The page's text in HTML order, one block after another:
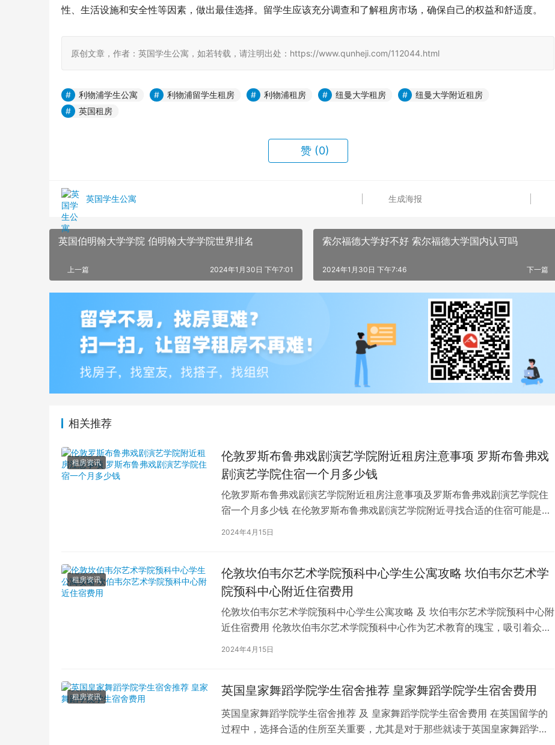
性、生活设施和安全性等因素，做出最佳选择。留学生应该充分调查和了解租房市场，确保自己的权益和舒适度。
原创文章，作者：英国学生公寓，如若转载，请注明出处：https://www.qunheji.com/112044.html
利物浦学生公寓 利物浦留学生租房 利物浦租房 纽曼大学租房
纽曼大学附近租房
英国租房
赞 (0)
英国学生公寓 生成海报
英国伯明翰大学学院 伯明翰大学学院世界排名
上一篇 2024年1月30日 下午7:01
索尔福德大学好不好 索尔福德大学国内认可吗
下一篇
2024年1月30日 下午7:46
相关推荐
租房资讯
伦敦罗斯布鲁弗戏剧演艺学院附近租房注意事项 罗斯布鲁弗戏
剧演艺学院住宿一个月多少钱
伦敦罗斯布鲁弗戏剧演艺学院附近租房注意事项及罗斯布鲁弗戏剧演艺学院住
宿一个月多少钱 在伦敦罗斯布鲁弗戏剧演艺学院附近寻找合适的住宿可能是留
学生活中的一项关键任务。为了帮助您顺利完成…
2024年4月15日
租房资讯
伦敦坎伯韦尔艺术学院预科中心学生公寓攻略 坎伯韦尔艺术学
院预科中心附近住宿费用
伦敦坎伯韦尔艺术学院预科中心学生公寓攻略 及 坎伯韦尔艺术学院预科中心附
近住宿费用 伦敦坎伯韦尔艺术学院预科中心作为艺术教育的瑰宝，吸引着众多
2024年4月15日
租房资讯 英国皇家舞蹈学院学生宿舍推荐 皇家舞蹈学院学生宿舍费用
英国皇家舞蹈学院学生宿舍推荐 及 皇家舞蹈学院学生宿舍费用 在英国留学的
过程中，选择合适的住所至关重要，尤其是对于那些就读于英国皇家舞蹈学院